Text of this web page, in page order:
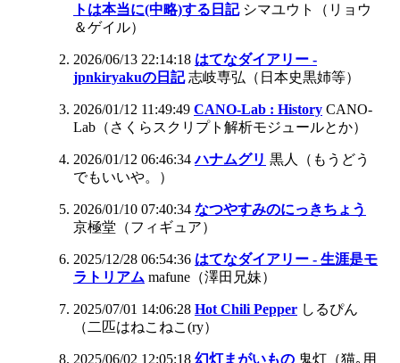
トは本当に(中略)する日記 シマユウト（リョウ
＆ゲイル）
2026/06/13 22:14:18 はてなダイアリー -
jpnkiryakuの日記 志岐専弘（日本史黒姉等）
2026/01/12 11:49:49 CANO-Lab : History CANO-
Lab（さくらスクリプト解析モジュールとか）
2026/01/12 06:46:34 ハナムグリ 黒人（もうどう
でもいいや。）
2026/01/10 07:40:34 なつやすみのにっきちょう
京極堂（フィギュア）
2025/12/28 06:54:36 はてなダイアリー - 生涯是モ
ラトリアム mafune（澤田兄妹）
2025/07/01 14:06:28 Hot Chili Pepper しるぴん
（二匹はねこねこ(ry）
2025/06/02 12:05:18 幻灯まがいもの 鬼灯（猫｡用